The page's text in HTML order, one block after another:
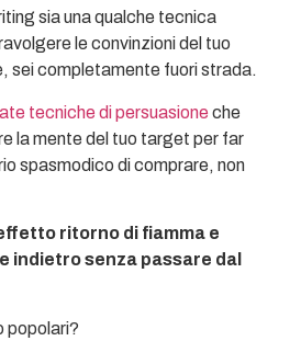
sia una qualche tecnica
le convinzioni del tuo
sei completamente fuori strada.
tecniche di persuasioneche
la mente del tuo target per far
spasmodico di comprare, non
ritorno di fiamma e
indietro senza passare dal
popolari?